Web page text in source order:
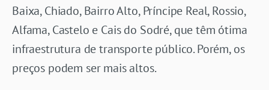
Baixa, Chiado, Bairro Alto, Príncipe Real, Rossio,
Alfama, Castelo e Cais do Sodré, que têm ótima
infraestrutura de transporte público. Porém, os
preços podem ser mais altos.